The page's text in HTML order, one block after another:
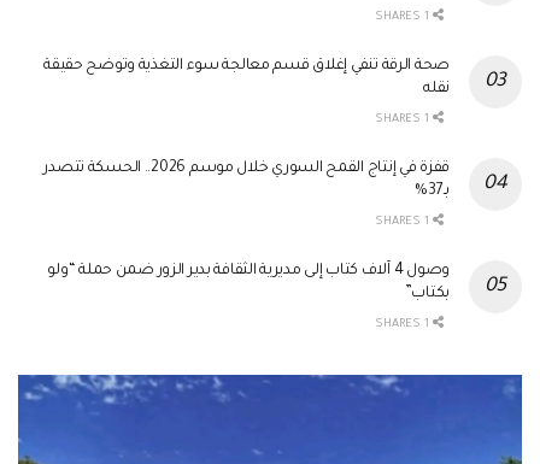
صحة الرقة تنفي إغلاق قسم معالجة سوء التغذية وتوضح حقيقة
نقله
قفزة في إنتاج القمح السوري خلال موسم 2026.. الحسكة تتصدر
بـ37%
وصول 4 آلاف كتاب إلى مديرية الثقافة بدير الزور ضمن حملة “ولو
بكتاب”